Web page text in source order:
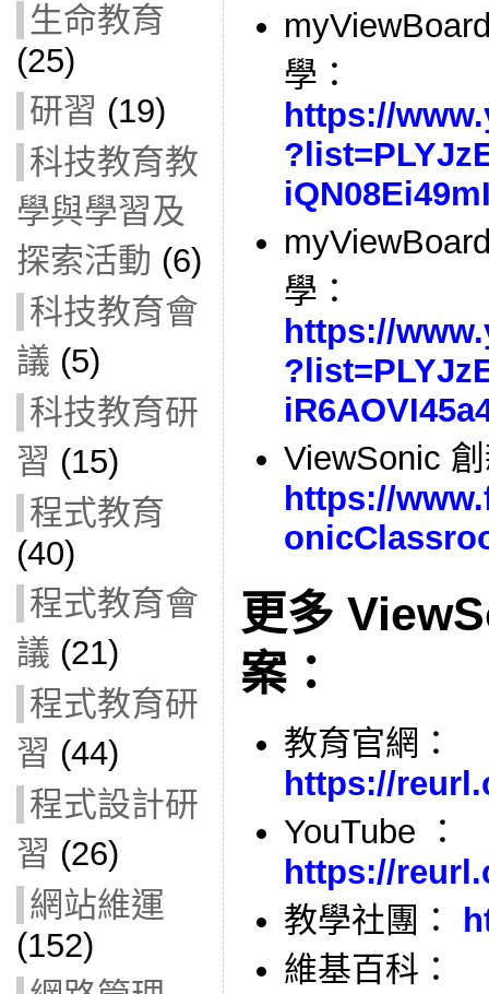
生命教育
(25)
研習 (19)
科技教育教
學與學習及
探索活動 (6)
科技教育會
議 (5)
科技教育研
習 (15)
程式教育
(40)
程式教育會
議 (21)
程式教育研
習 (44)
程式設計研
習 (26)
網站維運
(152)
學：
https://
學：
https://
ViewSonic
https://
更多
案：
教育官網：
https://
YouTube ：
https://
教學社團：
維基百科：